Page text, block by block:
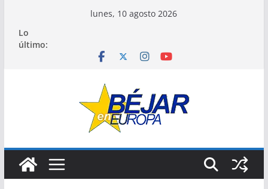
contenido
lunes, 10 agosto 2026
Lo
último: